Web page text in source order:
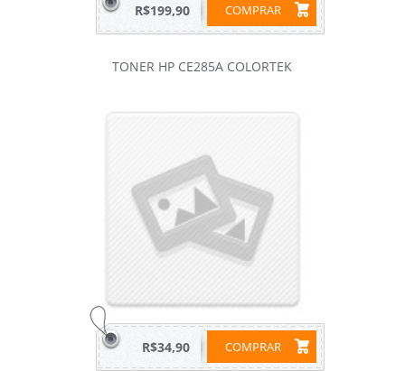
COMPRAR
R$199,90
TONER HP CE285A COLORTEK
COMPRAR
R$34,90